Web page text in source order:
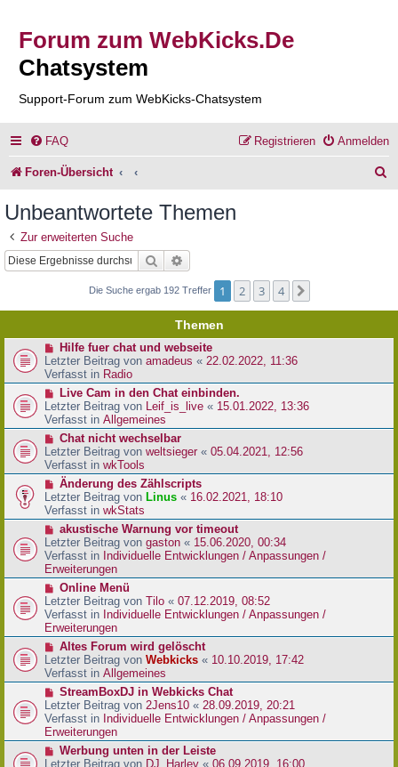
Forum zum WebKicks.De
Chatsystem
Support-Forum zum WebKicks-Chatsystem
FAQ Anmelden
Registrieren
Foren-Übersicht
Unbeantwortete Themen
Zur erweiterten Suche
Suche
Die Suche ergab 192 Treffer 1 2 3 4
Themen
N
e
u
e
r
B
e
t
r
a
g
Hilfe fuer chat und webseite
Letzter Beitrag von amadeus « 22.02.2022, 11:36
Verfasst in Radio
N
e
u
e
r
B
e
t
r
a
g
Live Cam in den Chat einbinden.
Letzter Beitrag von Leif_is_live « 15.01.2022, 13:36
Verfasst in Allgemeines
N
e
u
e
r
B
e
t
r
a
g
Chat nicht wechselbar
Letzter Beitrag von weltsieger « 05.04.2021, 12:56
Verfasst in wkTools
N
e
u
e
r
B
e
i
r
a
g
Änderung des Zählscripts
Letzter Beitrag von Linus « 16.02.2021, 18:10
Verfasst in wkStats
N
e
u
e
r
B
e
i
t
a
g
akustische Warnung vor timeout
Letzter Beitrag von gaston « 15.06.2020, 00:34
Verfasst in Individuelle Entwicklungen / Anpassungen /
Erweiterungen
N
e
u
e
r
B
e
i
r
a
g
Online Menü
Letzter Beitrag von Tilo « 07.12.2019, 08:52
Verfasst in Individuelle Entwicklungen / Anpassungen /
Erweiterungen
N
e
u
e
r
B
e
i
Altes Forum wird gelöscht
Letzter Beitrag von Webkicks « 10.10.2019, 17:42
Verfasst in Allgemeines
N
e
u
e
r
B
StreamBoxDJ in Webkicks Chat
Letzter Beitrag von 2Jens10 « 28.09.2019, 20:21
Verfasst in Individuelle Entwicklungen / Anpassungen /
Erweiterungen
N
e
Werbung unten in der Leiste
Letzter Beitrag von DJ_Harley « 06.09.2019, 16:00